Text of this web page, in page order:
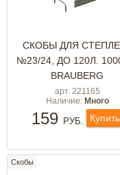
СКОБЫ ДЛЯ
№23/24, ДО 120Л.
BRAUBERG
арт. 221165
Наличие: Много
159 РУБ. Купить
Скобы